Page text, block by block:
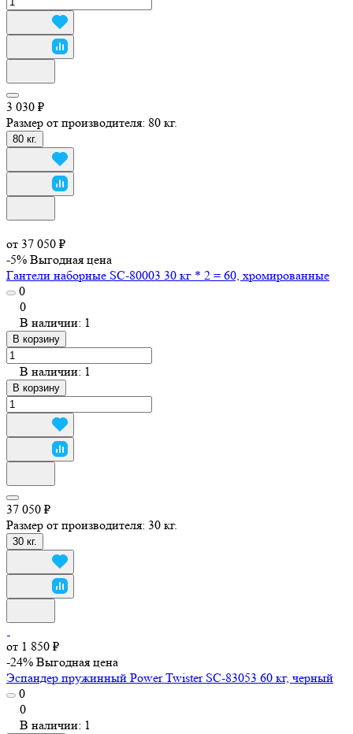
3 030 ₽
Размер от производителя: 80 кг.
80 кг.
от 37 050 ₽
-5% Выгодная цена
Гантели наборные SC-80003 30 кг * 2 = 60, хромированные
0
0
В наличии: 1
В корзину
В наличии: 1
В корзину
37 050 ₽
Размер от производителя: 30 кг.
30 кг.
от 1 850 ₽
-24% Выгодная цена
Эспандер пружинный Power Twister SC-83053 60 кг, черный
0
0
В наличии: 1